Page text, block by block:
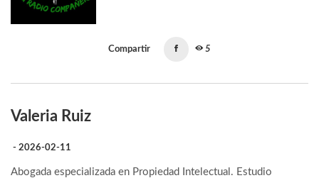
Compartir 5
Valeria Ruiz
- 2026-02-11
Abogada especializada en Propiedad Intelectual. Estudio